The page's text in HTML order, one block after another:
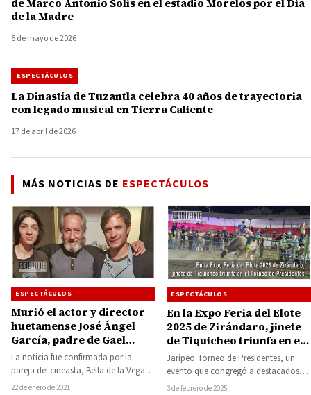
de la Madre
6 de mayo de 2026
ESPECTÁCULOS
La Dinastía de Tuzantla celebra 40 años de trayectoria
con legado musical en Tierra Caliente
17 de abril de 2026
MÁS NOTICIAS DE ESPECTÁCULOS
ESPECTÁCULOS
Murió el actor y director
huetamense José Ángel
García, padre de Gael
García Bernal
La noticia fue confirmada por la
pareja del cineasta, Bella de la Vega.
Durante la madrugada de este…
22 de enero de 2021
ESPECTÁCULOS
En la Expo Feria del Elote
2025 de Zirándaro, jinete
de Tiquicheo triunfa en el
Torneo de Presidentes
Jaripeo Torneo de Presidentes, un
evento que congregó a destacados
jinetes y toros, apadrinados por los
3 de febrero de 2025